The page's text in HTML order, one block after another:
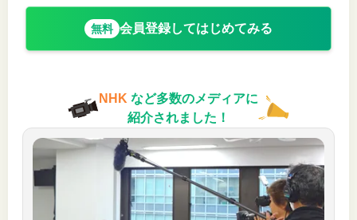
無料 会員登録してはじめてみる
NHK など多数のメディアに
紹介されました！